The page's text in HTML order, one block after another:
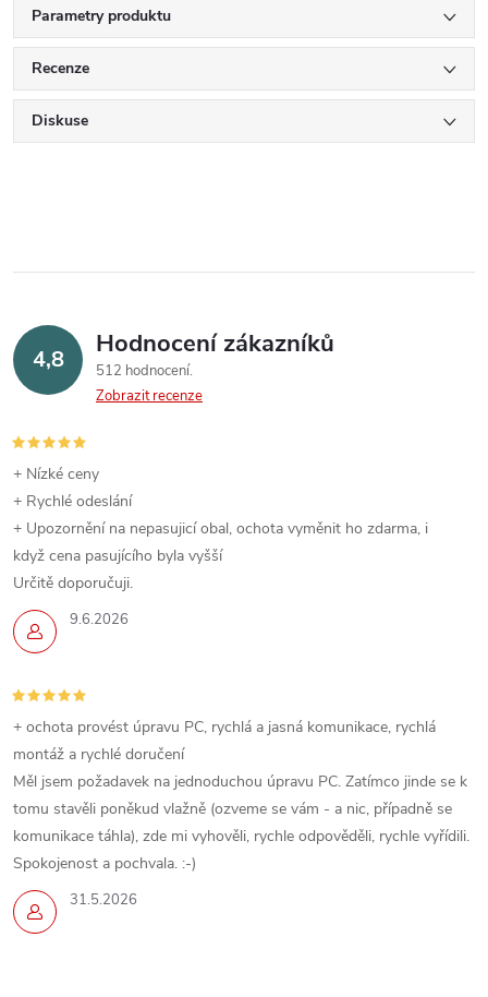
Parametry produktu
Recenze
Diskuse
4,8 Hodnocení zákazníků
512 hodnocení
Zobrazit recenze
9.6.2026
+ Nízké ceny
+ Rychlé odeslání
+ Upozornění na nepasujicí obal, ochota vyměnit ho zdarma, i
když cena pasujícího byla vyšší
Určitě doporučuji.
31.5.2026
+ ochota provést úpravu PC, rychlá a jasná komunikace, rychlá
montáž a rychlé doručení
Měl jsem požadavek na jednoduchou úpravu PC. Zatímco jinde se k
tomu stavěli poněkud vlažně (ozveme se vám - a nic, případně se
komunikace táhla), zde mi vyhověli, rychle odpověděli, rychle vyřídili.
Spokojenost a pochvala. :-)